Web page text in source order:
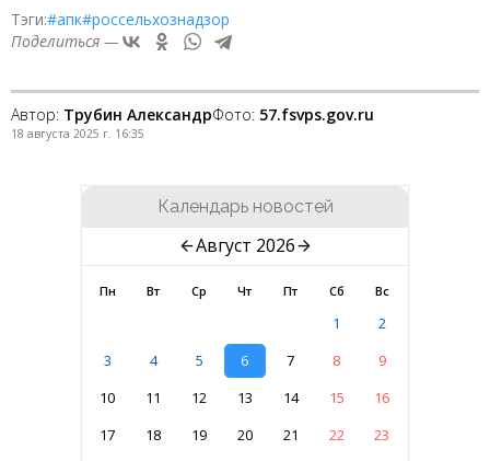
Тэги:#апк#россельхознадзор
Поделиться —
Автор: Трубин АлександрФото: 57.fsvps.gov.ru
18 августа 2025 г. 16:35
Календарь новостей
Август 2026
Пн Вт Ср Чт Пт Сб Вс
1
2
3
4 5 6 7 8
9
10
11 12 13 14 15
16
17
18 19 20 21 22
23